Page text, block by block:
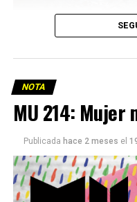
Este número 215 de MU
NOTA
MU 214: Mujer
Publicada hace 2 meses el